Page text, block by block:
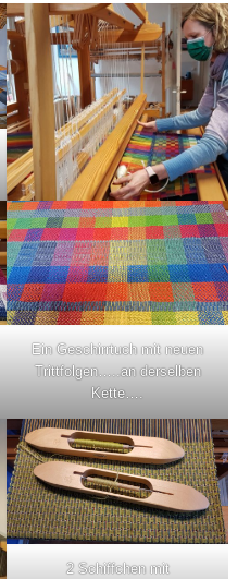
Ein Geschirrtuch mit neuen
Trittfolgen…..an derselben
Kette….
2 Schiffchen mit